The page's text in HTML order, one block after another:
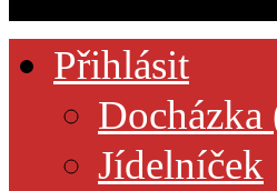
Přihlásit
Docházka
Jídelníček